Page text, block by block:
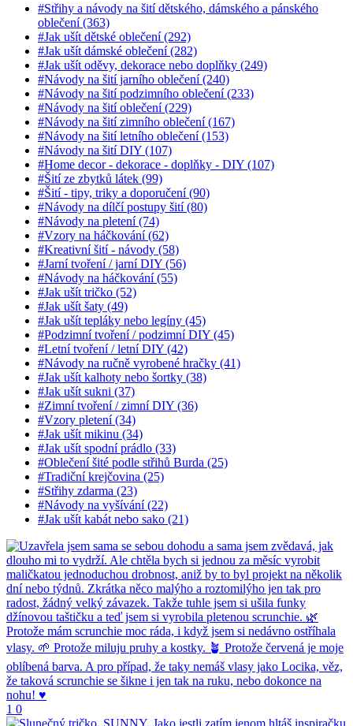
#Střihy a návody na šití dětského, dámského a pánského
oblečení (363)
#Jak ušít dětské oblečení (292)
#Jak ušít dámské oblečení (282)
#Jak ušít oděvy, dekorace nebo doplňky (249)
#Návody na šití jarního oblečení (240)
#Návody na šití podzimního oblečení (233)
#Návody na šití oblečení (229)
#Návody na šití zimního oblečení (167)
#Návody na šití letního oblečení (153)
#Návody na šití DIY (107)
#Home decor - dekorace - doplňky - DIY (107)
#Šití ze zbytků látek (99)
#Šití - tipy, triky a doporučení (90)
#Návody na dílčí postupy šití (80)
#Návody na pletení (74)
#Vzory na háčkování (62)
#Kreativní šití - návody (58)
#Jarní tvoření / jarní DIY (56)
#Návody na háčkování (55)
#Jak ušít tričko (52)
#Jak ušít šaty (49)
#Jak ušít tepláky nebo legíny (45)
#Podzimní tvoření / podzimní DIY (45)
#Letní tvoření / letní DIY (42)
#Návody na ručně vyrobené hračky (41)
#Jak ušít kalhoty nebo šortky (38)
#Jak ušít sukni (37)
#Zimní tvoření / zimní DIY (36)
#Vzory pletení (34)
#Jak ušít mikinu (34)
#Jak ušít spodní prádlo (33)
#Oblečení šité podle střihů Burda (25)
#Tradiční krejčovina (25)
#Střihy zdarma (23)
#Návody na vyšívání (22)
#Jak ušít kabát nebo sako (21)
1 0